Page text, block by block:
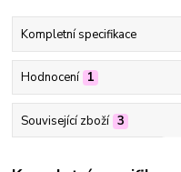
Kompletní specifikace
Hodnocení 1
Související zboží 3